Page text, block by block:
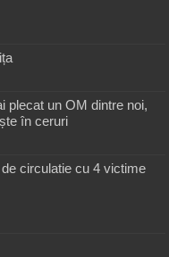
plecat un OM dintre noi,
în ceruri
circulatie cu 4 victime